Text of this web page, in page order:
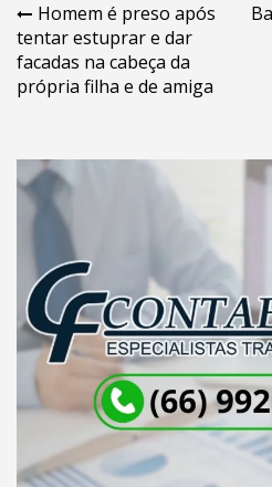
Navegação
de
Post
Homem é preso após
tentar estuprar e dar
facadas na cabeça da
própria filha e de amiga